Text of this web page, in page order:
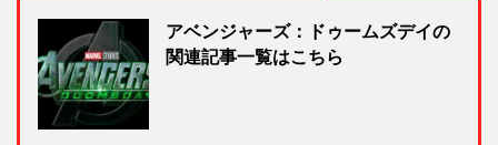
アベンジャーズ：ドゥームズデイの
関連記事一覧はこちら